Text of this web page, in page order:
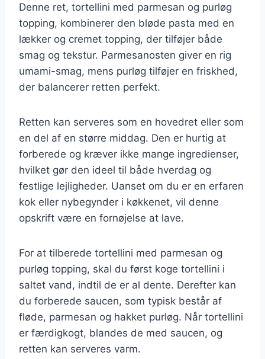
Denne ret, tortellini med parmesan og purløg
topping, kombinerer den bløde pasta med en
lækker og cremet topping, der tilføjer både
smag og tekstur. Parmesanosten giver en rig
umami-smag, mens purløg tilføjer en friskhed,
der balancerer retten perfekt.
Retten kan serveres som en hovedret eller som
en del af en større middag. Den er hurtig at
forberede og kræver ikke mange ingredienser,
hvilket gør den ideel til både hverdag og
festlige lejligheder. Uanset om du er en erfaren
kok eller nybegynder i køkkenet, vil denne
opskrift være en fornøjelse at lave.
For at tilberede tortellini med parmesan og
purløg topping, skal du først koge tortellini i
saltet vand, indtil de er al dente. Derefter kan
du forberede saucen, som typisk består af
fløde, parmesan og hakket purløg. Når tortellini
er færdigkogt, blandes de med saucen, og
retten kan serveres varm.